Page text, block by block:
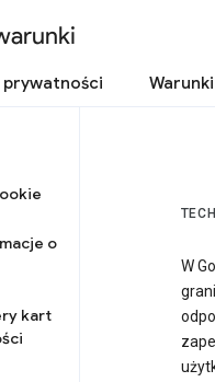
prywatności
o
kart
W